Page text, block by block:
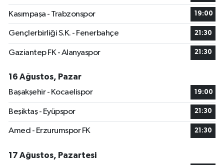
Kasımpaşa - Trabzonspor 19:00
Gençlerbirliği S.K. - Fenerbahçe 21:30
Gaziantep FK - Alanyaspor 21:30
16 Ağustos, Pazar
Başakşehir - Kocaelispor
19:00
Beşiktaş - Eyüpspor 21:30
Amed - Erzurumspor FK 21:30
17 Ağustos, Pazartesi